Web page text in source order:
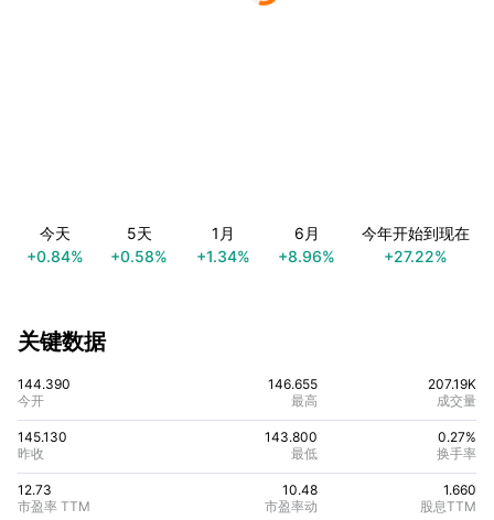
今天
+0.84%
5天
+0.58%
1月
+1.34%
6月
+8.96%
今年开始到现在
+27.22%
关键数据
144.390
今开
146.655
最高
207.19K
成交量
12.73
市盈率 TTM
10.48
市盈率动
1.660
股息TTM
0.27%
换手率
145.130
昨收
143.800
最低